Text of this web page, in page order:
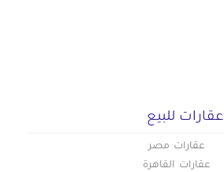
عقارات للبيع
عقارات مصر
عقارات القاهرة